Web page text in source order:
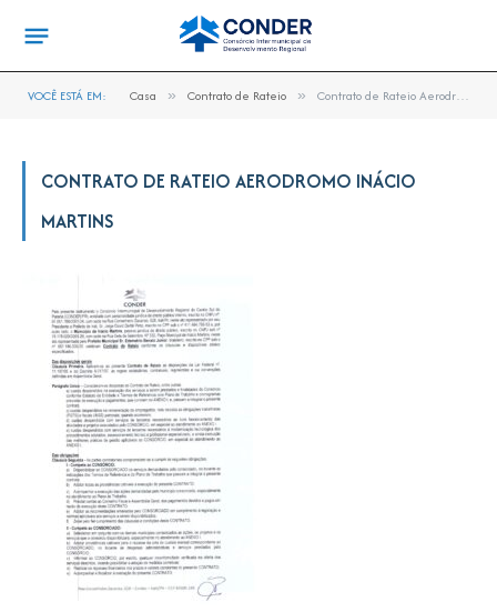
VOCÊ ESTÁ EM: Casa » Contrato de Rateio » Contrato de Rateio Aerodromo Inácio Martins
CONTRATO DE RATEIO AERODROMO INÁCIO
MARTINS